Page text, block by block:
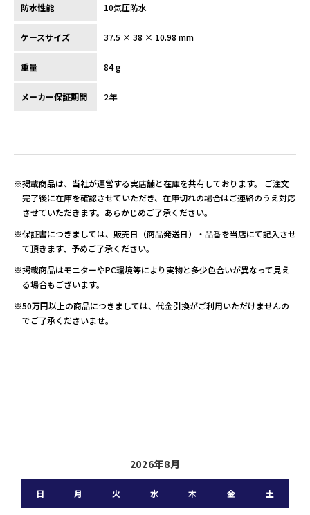
防水性能 10気圧防水
ケースサイズ 37.5 × 38 × 10.98 mm
重量 84 g
メーカー保証期間 2年
※掲載商品は、当社が運営する実店舗と在庫を共有しております。 ご注文
完了後に在庫を確認させていただき、在庫切れの場合はご連絡のうえ対応
させていただきます。あらかじめご了承ください。
※保証書につきましては、販売日（商品発送日）・品番を当店にて記入させ
て頂きます、予めご了承ください。
※掲載商品はモニターやPC環境等により実物と多少色合いが異なって見え
る場合もございます。
※50万円以上の商品につきましては、代金引換がご利用いただけませんの
でご了承くださいませ。
2026年8月
日 月 火 水 木 金 土